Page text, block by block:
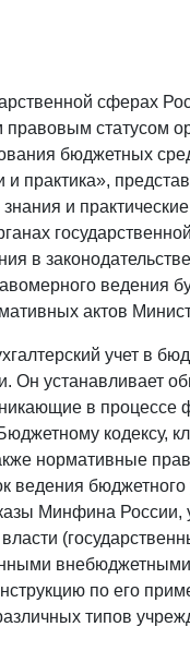
сферах
статусом
бюджетных
практика»,
и
в
ведения
актов
учет в
Он устанавливает
в
кодексу,
нормативные
бюджетного
Минфина
по его
типов